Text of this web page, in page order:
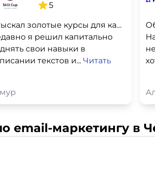
5
Отыскал золотые курсы для карьерного роста!
я решил капитально
свои навыки в
текстов и... Читать
email-маркетингу в